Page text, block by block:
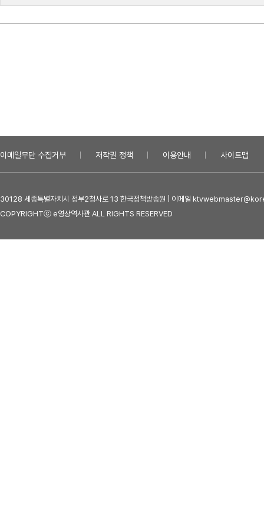
이메일무단 수집거부 저작권 정책 이용안내 사이트맵
30128 세종특별자치시 정부2청사로 13 한국정책방송원 | 이메일
COPYRIGHTⓒ e영상역사관 ALL RIGHTS RESERVED